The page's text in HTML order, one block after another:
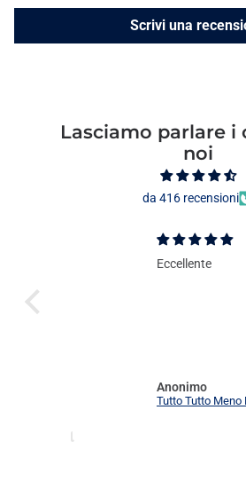
Scrivi una
Lasciamo parlare i
noi
da 416 recensioni
Eccellente
Anonimo
Tutto Tutto Meno